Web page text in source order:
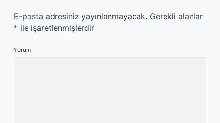
E-posta adresiniz yayınlanmayacak. Gerekli alanlar
* ile işaretlenmişlerdir
Yorum